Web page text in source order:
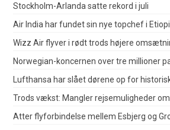
Stockholm-Arlanda satte rekord i juli
Air India har fundet sin nye topchef i
Wizz Air flyver i rødt trods højere
Norwegian-koncernen over tre millioner
Lufthansa har slået dørene op for
Trods vækst: Mangler rejsemuligheder
Atter flyforbindelse mellem Esbjerg og